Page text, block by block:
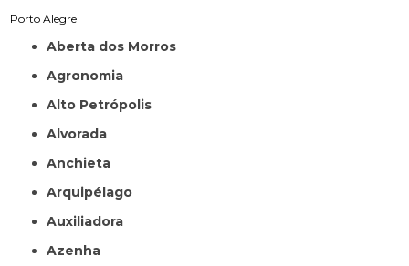
Porto Alegre
Aberta dos Morros
Agronomia
Alto Petrópolis
Alvorada
Anchieta
Arquipélago
Auxiliadora
Azenha